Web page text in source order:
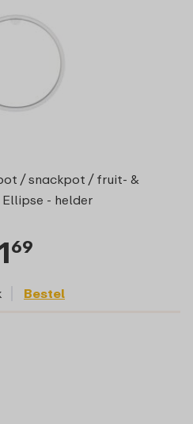
/ snackpot / fruit- &
- helder
69
Bestel